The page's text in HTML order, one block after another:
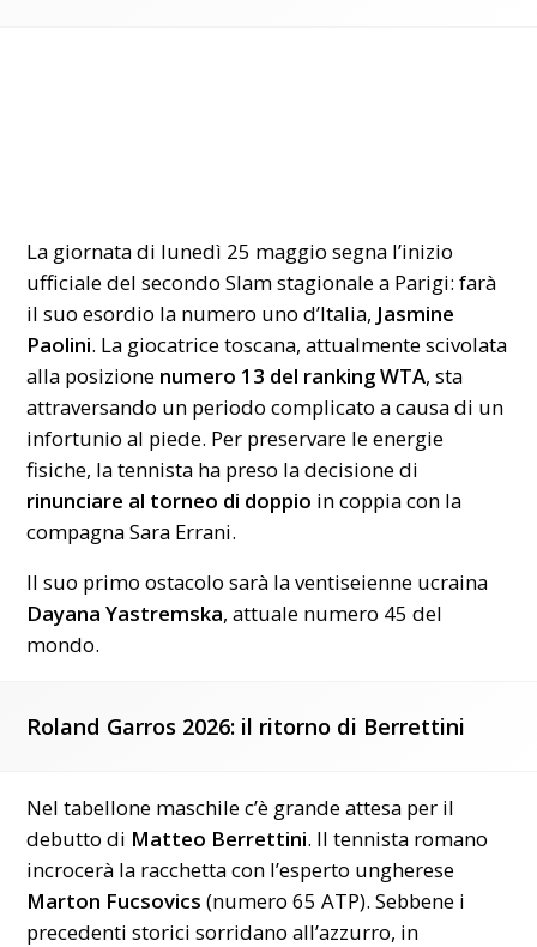
La giornata di lunedì 25 maggio segna l’inizio
ufficiale del secondo Slam stagionale a Parigi: farà
il suo esordio la numero uno d’Italia, Jasmine
Paolini. La giocatrice toscana, attualmente scivolata
alla posizione numero 13 del ranking WTA, sta
attraversando un periodo complicato a causa di un
infortunio al piede. Per preservare le energie
fisiche, la tennista ha preso la decisione di
rinunciare al torneo di doppio in coppia con la
compagna Sara Errani.
Il suo primo ostacolo sarà la ventiseienne ucraina
Dayana Yastremska, attuale numero 45 del
mondo.
Roland Garros 2026: il ritorno di Berrettini
Nel tabellone maschile c’è grande attesa per il
debutto di Matteo Berrettini. Il tennista romano
incrocerà la racchetta con l’esperto ungherese
Marton Fucsovics (numero 65 ATP). Sebbene i
precedenti storici sorridano all’azzurro, in